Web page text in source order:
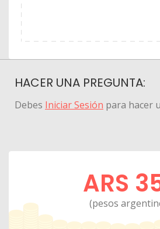
HACER UNA PREGUNTA:
Debes Iniciar Sesión para hacer
ARS
(pesos